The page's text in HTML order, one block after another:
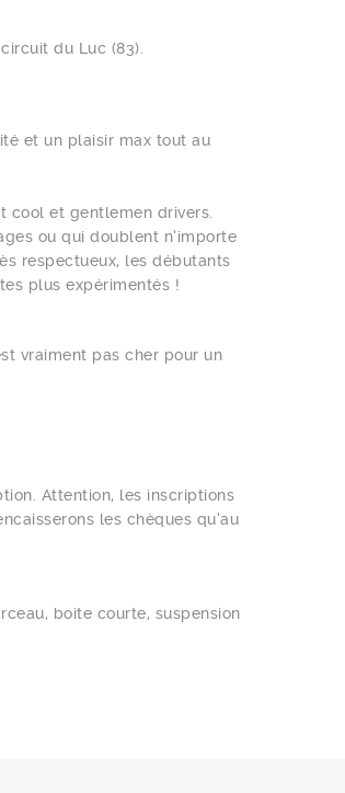
du Luc (83).
et un plaisir max tout au
cool et gentlemen drivers.
ou qui doublent n’importe
respectueux, les débutants
plus expérimentés !
vraiment pas cher pour un
Attention, les inscriptions
les chèques qu’au
boite courte, suspension